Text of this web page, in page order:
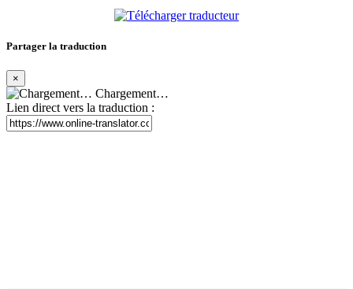
Partager la traduction
×
Chargement…
Lien direct vers la traduction :